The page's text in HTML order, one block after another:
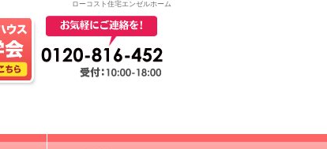
ローコスト住宅エンゼルホーム